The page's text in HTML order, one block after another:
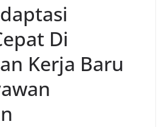
Di
Kerja Baru